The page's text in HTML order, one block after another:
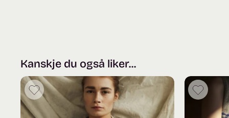
Kanskje du også liker...